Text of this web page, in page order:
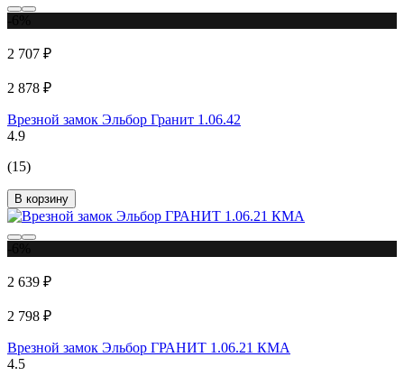
2 707 ₽
2 878 ₽
Врезной замок Эльбор Гранит 1.06.42
4.9
(15)
В корзину
2 639 ₽
2 798 ₽
Врезной замок Эльбор ГРАНИТ 1.06.21 КМА
4.5